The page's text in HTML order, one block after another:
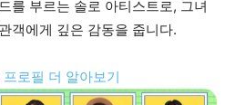
를 부르는 솔로 아티스트로, 그녀
객에게 깊은 감동을 줍니다.
프로필 더 알아보기